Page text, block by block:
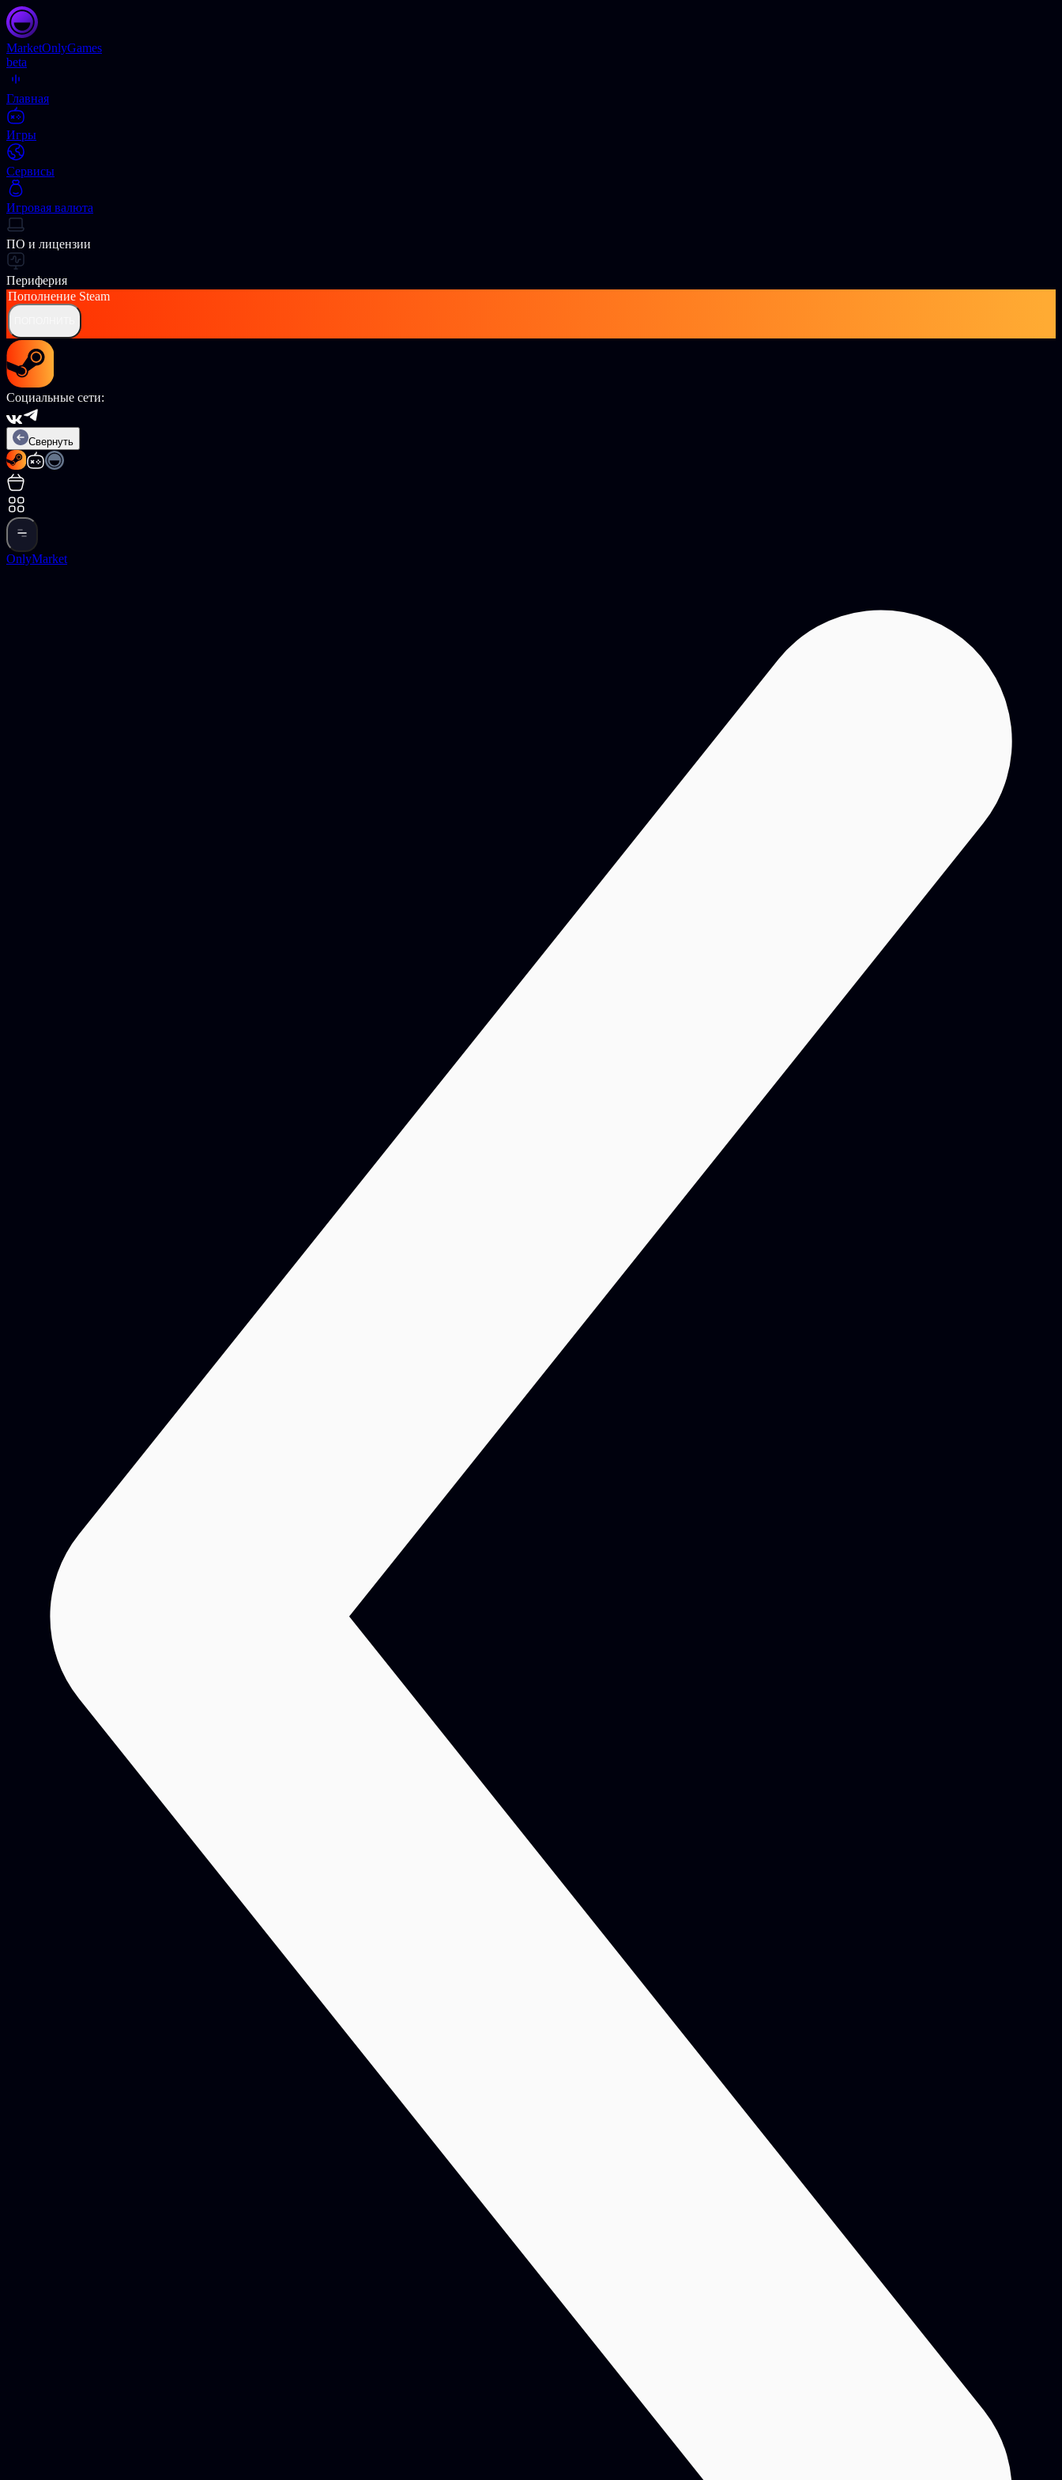
MarketOnlyGames
beta
Главная
Игры
Сервисы
Игровая валюта
ПО и лицензии
Периферия
Пополнение Steam
Социальные сети:
Свернуть
OnlyMarket